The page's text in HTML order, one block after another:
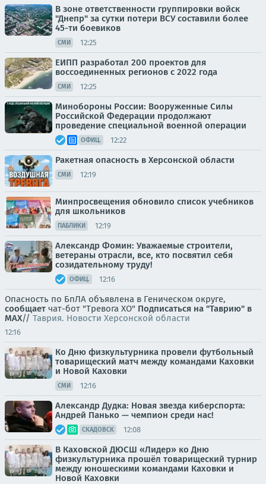
В зоне ответственности группировки войск
"Днепр" за сутки потери ВСУ составили более
45-ти боевиков
СМИ 12:25
ЕИПП разработал 200 проектов для
воссоединенных регионов с 2022 года
СМИ 12:25
Минобороны России: Вооруженные Силы
Российской Федерации продолжают
проведение специальной военной операции
ОФИЦ. 12:22
Ракетная опасность в Херсонской области
СМИ 12:19
Минпросвещения обновило список учебников
для школьников
ПАБЛИКИ 12:19
Александр Фомин: Уважаемые строители,
ветераны отрасли, все, кто посвятил себя
созидательному труду!
ОФИЦ. 12:16
Опасность по БпЛА объявлена в Геническом округе,
сообщает чат-бот "Тревога ХО" Подписаться на "Таврию" в
MAX// Таврия. Новости Херсонской области
12:16
Ко Дню физкультурника провели футбольный
товарищеский матч между командами Каховки
и Новой Каховки
СМИ 12:16
Александр Дудка: Новая звезда киберспорта:
Андрей Панько — чемпион среди нас!
СКАДОВСК 12:08
В Каховской ДЮСШ «Лидер» ко Дню
физкультурника прошёл товарищеский турнир
между юношескими командами Каховки и
Новой Каховки